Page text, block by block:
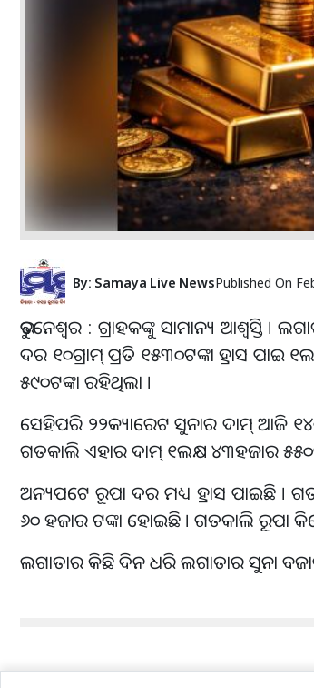
By: Samaya Live NewsPublished On
ଭୁବନେଶ୍ୱର : ଗ୍ରାହକଙ୍କୁ ସାମାନ୍ୟ ଆଶ୍ୱସ୍ତି
ଦର ୧୦ଗ୍ରାମ୍‌ ପ୍ରତି ୧୫୩୦ଟଙ୍କା ହ୍ରାସ ପାଇ
୫୯୦ଟଙ୍କା ରହିଥିଲା ।
ସେହିପରି ୨୨କ୍ୟାରେଟ ସୁନାର ଦାମ୍‌ ଆଜି
ଗତକାଲି ଏହାର ଦାମ୍‌ ୧ଲକ୍ଷ ୪୩ହଜାର
ଅନ୍ୟପଟେ ରୂପା ଦର ମଧ୍ୟ ହ୍ରାସ ପାଇଛି ।
୬୦ ହଜାର ଟଙ୍କା ହୋଇଛି । ଗତକାଲି ରୂପା
ଲଗାତାର କିଛି ଦିନ ଧରି ଲଗାତାର ସୁନା